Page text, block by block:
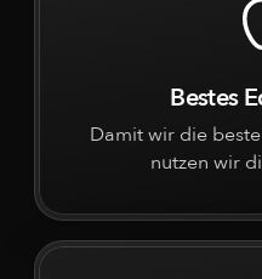
Bestes
Damit wir die
nutzen wir